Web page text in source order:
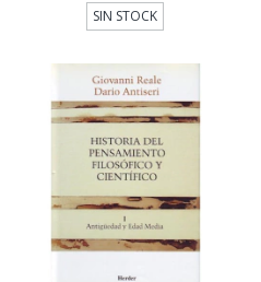
SIN STOCK